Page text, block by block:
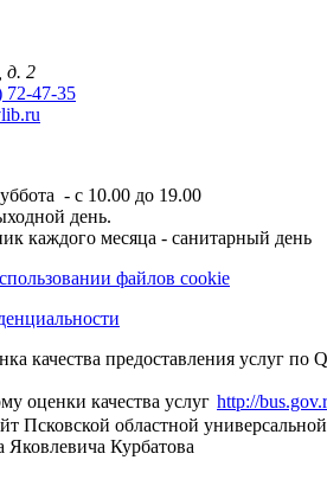
д. 2
72-47-35
- с 10.00 до 19.00
день.
каждого месяца - санитарный день
файлов cookie
качества предоставления услуг по
http://
Псковской областной
Курбатова